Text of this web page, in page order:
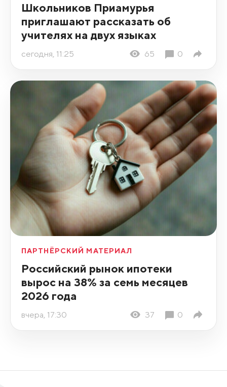
Школьников Приамурья
приглашают рассказать об
учителях на двух языках
сегодня, 11:25 65 0
ПАРТНЁРСКИЙ МАТЕРИАЛ
Российский рынок ипотеки
вырос на 38% за семь месяцев
2026 года
вчера, 17:30 37 0